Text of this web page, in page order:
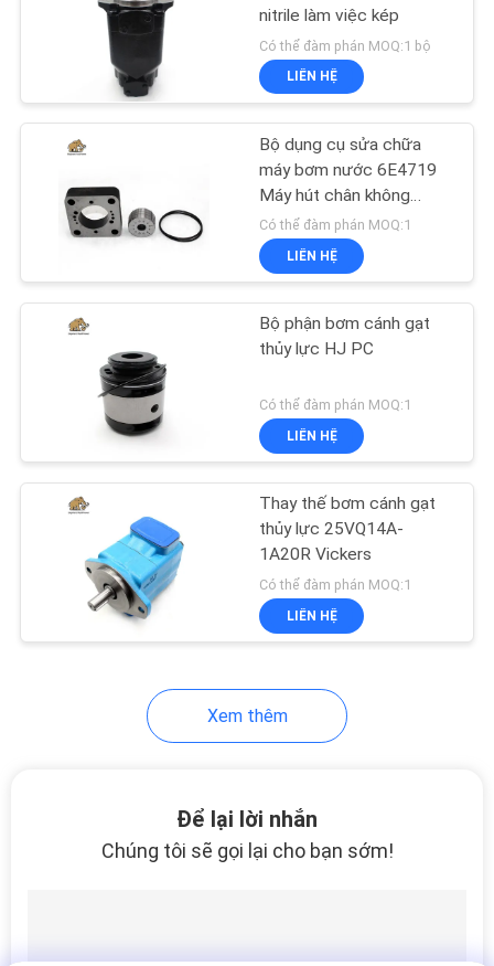
Van định hướng thủy
lực
45
Đơn vị chỉ đạo
Orbitrol
Vòng bi bơm thủy
lực
18
thủy lực
nitrile làm việc kép
Có thể đàm phán MOQ:1 bộ
LIÊN HỆ
Bộ dụng cụ sửa chữa
máy bơm nước 6E4719
Máy hút chân không
Rebuild Honing
Có thể đàm phán MOQ:1
LIÊN HỆ
Bộ phận bơm cánh gạt
thủy lực HJ PC
Có thể đàm phán MOQ:1
LIÊN HỆ
Thay thế bơm cánh gạt
thủy lực 25VQ14A-
1A20R Vickers
Có thể đàm phán MOQ:1
LIÊN HỆ
Xem thêm
Để lại lời nhắn
Chúng tôi sẽ gọi lại cho bạn sớm!